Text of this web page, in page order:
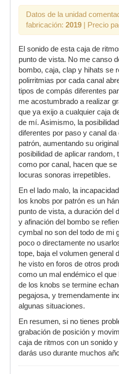
Datos de la unidad
fabricación: 2019 | Precio
El sonido de esta caja de
punto de vista. No me canso
bombo, caja, clap y hihats se
polirritmias por cada canal
tipos de compás diferentes
me acostumbrado a realizar
que ya exijo a cualquier caja
de mí. Asimismo, la
diferentes por paso y canal
patrón, aumentando su
posibilidad de aplicar random,
como por canal, hacen que
locuras sonoras irrepetibles.
En el lado malo, la
los knobs por patrón es un
punto de vista, a duración del
y afinación del bombo se
cymbal no son del todo de mi
poco o directamente no
tope, baja el volumen general
he visto en foros de otros
como un mal endémico el
de los knobs se termine
pegajosa, y tremendamente
algunas situaciones.
En resumen, si no tienes
grabación de posición y
caja de ritmos con un sonido
darás uso durante muchos